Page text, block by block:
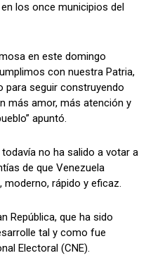
los once municipios del
en este domingo
con nuestra Patria,
para seguir construyendo
más amor, más atención y
apuntó.
no ha salido a votar a
de que Venezuela
rápido y eficaz.
República, que ha sido
tal y como fue
Electoral (CNE).